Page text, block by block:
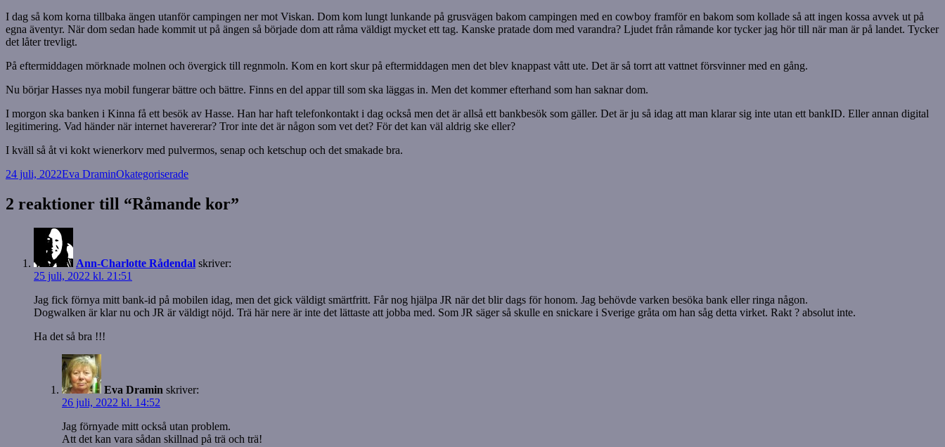
I dag så kom korna tillbaka ängen utanför campingen ner mot Viskan. Dom kom lungt lunkande på grusvägen bakom campingen med en cowboy framför en bakom som kollade så att ingen kossa avvek ut på
egna äventyr. När dom sedan hade kommit ut på ängen så började dom att råma väldigt mycket ett tag. Kanske pratade dom med varandra? Ljudet från råmande kor tycker jag hör till när man är på landet. Tycker
det låter trevligt.
På eftermiddagen mörknade molnen och övergick till regnmoln. Kom en kort skur på eftermiddagen men det blev knappast vått ute. Det är så torrt att vattnet försvinner med en gång.
Nu börjar Hasses nya mobil fungerar bättre och bättre. Finns en del appar till som ska läggas in. Men det kommer efterhand som han saknar dom.
I morgon ska banken i Kinna få ett besök av Hasse. Han har haft telefonkontakt i dag också men det är allså ett bankbesök som gäller. Det är ju så idag att man klarar sig inte utan ett bankID. Eller annan digital
legitimering. Vad händer när internet havererar? Tror inte det är någon som vet det? För det kan väl aldrig ske eller?
I kväll så åt vi kokt wienerkorv med pulvermos, senap och ketschup och det smakade bra.
Postat
24 juli, 2022Författare
Eva DraminKategorier
Okategoriserade
2 reaktioner till “Råmande kor”
Ann-Charlotte Rådendal skriver:
25 juli, 2022 kl. 21:51
Jag fick förnya mitt bank-id på mobilen idag, men det gick väldigt smärtfritt. Får nog hjälpa JR när det blir dags för honom. Jag behövde varken besöka bank eller ringa någon.
Dogwalken är klar nu och JR är väldigt nöjd. Trä här nere är inte det lättaste att jobba med. Som JR säger så skulle en snickare i Sverige gråta om han såg detta virket. Rakt ? absolut inte.
Ha det så bra !!!
Eva Dramin skriver:
26 juli, 2022 kl. 14:52
Jag förnyade mitt också utan problem.
Att det kan vara sådan skillnad på trä och trä!